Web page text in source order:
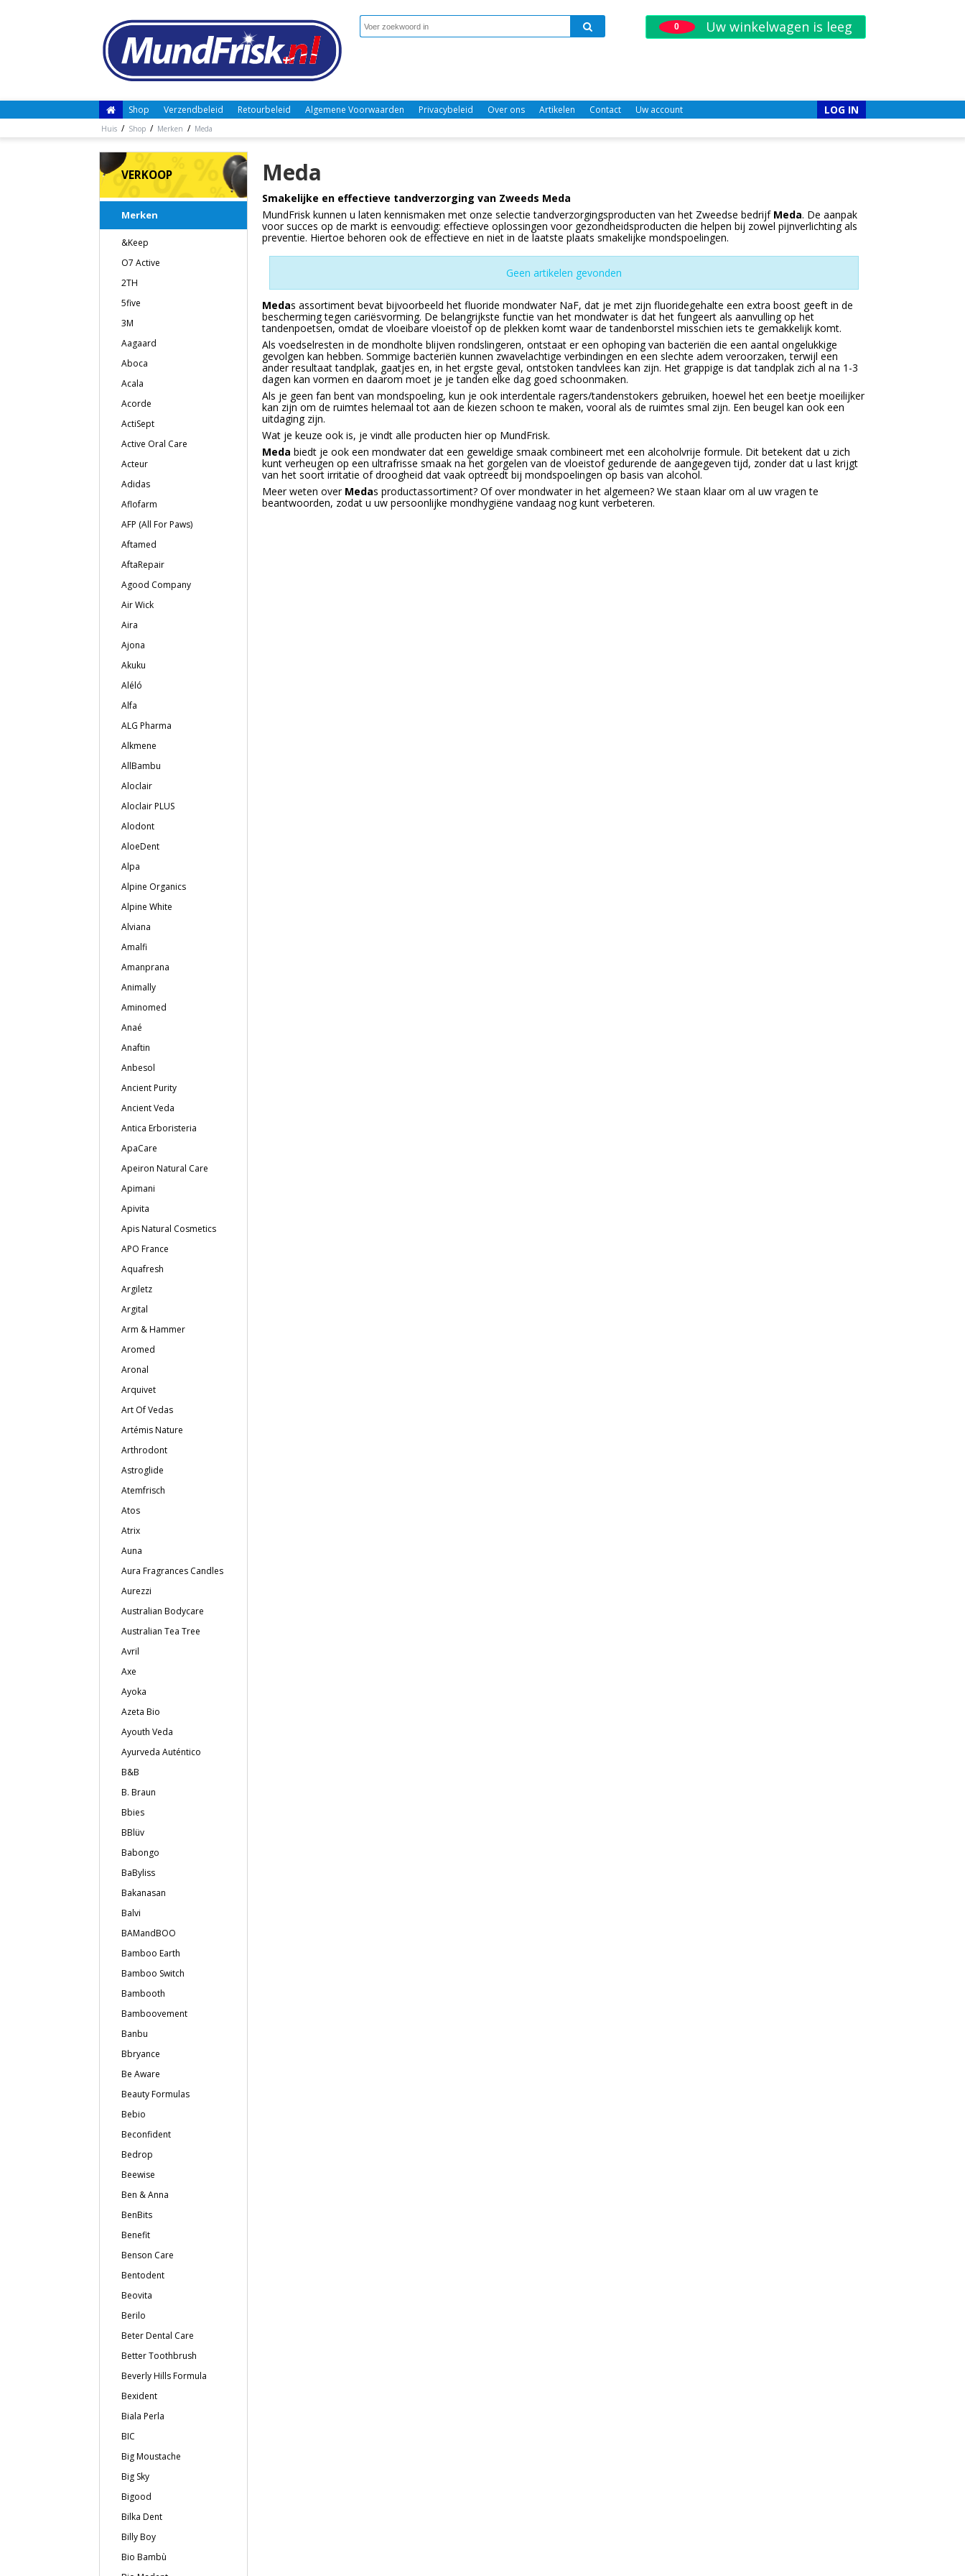
0 Uw winkelwagen is leeg
Shop Verzendbeleid Retourbeleid Algemene Voorwaarden Privacybeleid Over ons Artikelen Contact Uw account LOG IN
Huis / Shop / Merken / Meda
VERKOOP
Merken
&Keep
O7 Active
2TH
5five
3M
Aagaard
Aboca
Acala
Acorde
ActiSept
Active Oral Care
Acteur
Adidas
Aflofarm
AFP (All For Paws)
Aftamed
AftaRepair
Agood Company
Air Wick
Aira
Ajona
Akuku
Aléló
Alfa
ALG Pharma
Alkmene
AllBambu
Aloclair
Aloclair PLUS
Alodont
AloeDent
Alpa
Alpine Organics
Alpine White
Alviana
Amalfi
Amanprana
Animally
Aminomed
Anaé
Anaftin
Anbesol
Ancient Purity
Ancient Veda
Antica Erboristeria
ApaCare
Apeiron Natural Care
Apimani
Apivita
Apis Natural Cosmetics
APO France
Aquafresh
Argiletz
Argital
Arm & Hammer
Aromed
Aronal
Arquivet
Art Of Vedas
Artémis Nature
Arthrodont
Astroglide
Atemfrisch
Atos
Atrix
Auna
Aura Fragrances Candles
Aurezzi
Australian Bodycare
Australian Tea Tree
Avril
Axe
Ayoka
Azeta Bio
Ayouth Veda
Ayurveda Auténtico
B&B
B. Braun
Bbies
BBlüv
Babongo
BaByliss
Bakanasan
Balvi
BAMandBOO
Bamboo Earth
Bamboo Switch
Bambooth
Bamboovement
Banbu
Bbryance
Be Aware
Beauty Formulas
Bebio
Beconfident
Bedrop
Beewise
Ben & Anna
BenBits
Benefit
Benson Care
Bentodent
Beovita
Berilo
Beter Dental Care
Better Toothbrush
Beverly Hills Formula
Bexident
Biala Perla
BIC
Big Moustache
Big Sky
Bigood
Bilka Dent
Billy Boy
Bio Bambù
Meda
Smakelijke en effectieve tandverzorging van Zweeds Meda
MundFrisk kunnen u laten kennismaken met onze selectie tandverzorgingsproducten van het Zweedse bedrijf Meda. De aanpak
voor succes op de markt is eenvoudig: effectieve oplossingen voor gezondheidsproducten die helpen bij zowel pijnverlichting als
preventie. Hiertoe behoren ook de effectieve en niet in de laatste plaats smakelijke mondspoelingen.
Geen artikelen gevonden
Medas assortiment bevat bijvoorbeeld het fluoride mondwater NaF, dat je met zijn fluoridegehalte een extra boost geeft in de
bescherming tegen cariësvorming. De belangrijkste functie van het mondwater is dat het fungeert als aanvulling op het
tandenpoetsen, omdat de vloeibare vloeistof op de plekken komt waar de tandenborstel misschien iets te gemakkelijk komt.
Als voedselresten in de mondholte blijven rondslingeren, ontstaat er een ophoping van bacteriën die een aantal ongelukkige
gevolgen kan hebben. Sommige bacteriën kunnen zwavelachtige verbindingen en een slechte adem veroorzaken, terwijl een
ander resultaat tandplak, gaatjes en, in het ergste geval, ontstoken tandvlees kan zijn. Het grappige is dat tandplak zich al na 1-3
dagen kan vormen en daarom moet je je tanden elke dag goed schoonmaken.
Als je geen fan bent van mondspoeling, kun je ook interdentale ragers/tandenstokers gebruiken, hoewel het een beetje moeilijker
kan zijn om de ruimtes helemaal tot aan de kiezen schoon te maken, vooral als de ruimtes smal zijn. Een beugel kan ook een
uitdaging zijn.
Wat je keuze ook is, je vindt alle producten hier op MundFrisk.
Meda biedt je ook een mondwater dat een geweldige smaak combineert met een alcoholvrije formule. Dit betekent dat u zich
kunt verheugen op een ultrafrisse smaak na het gorgelen van de vloeistof gedurende de aangegeven tijd, zonder dat u last krijgt
van het soort irritatie of droogheid dat vaak optreedt bij mondspoelingen op basis van alcohol.
Meer weten over Medas productassortiment? Of over mondwater in het algemeen? We staan klaar om al uw vragen te
beantwoorden, zodat u uw persoonlijke mondhygiëne vandaag nog kunt verbeteren.